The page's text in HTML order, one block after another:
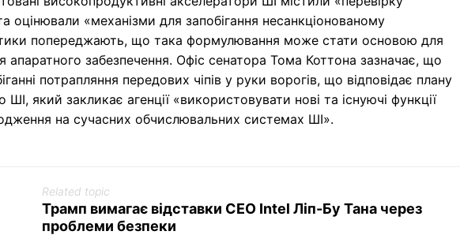
оцінювали «механізми для запобігання несанкціонованому
попереджають, що така формулювання може стати основою для
апаратного забезпечення. Офіс сенатора Тома Коттона зазначає, що
потрапляння передових чіпів у руки ворогів, що відповідає плану
який закликає агенції «використовувати нові та існуючі функції
на сучасних обчислювальних системах ШІ».
Related topic
Трамп вимагає відставки CEO Intel Ліп-Бу Тана через
проблеми безпеки